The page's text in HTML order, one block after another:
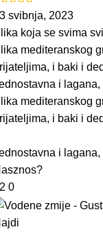
svibnja, 2023
koja se svima
mediteranskog
i baki i
i lagana,
mediteranskog
i baki i
i
0